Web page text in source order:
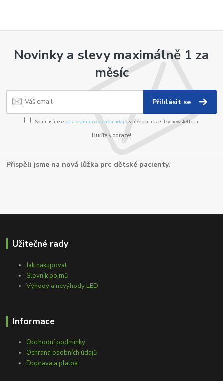
Novinky a slevy maximálně 1 za
měsíc
Přihlásit se
Souhlasím se zpracováním osobních údajůza účelem rozesílky newsletteru.
Buďte v obraze!
Přispěli jsme na nová lůžka pro dětské pacienty.
Užitečné rady
Jak nakupovat
Slovník pojmů
Výhody a nevýhody LED
Informace
Obchodní podmínky
Ochrana osobních údajů
Doprava a platba